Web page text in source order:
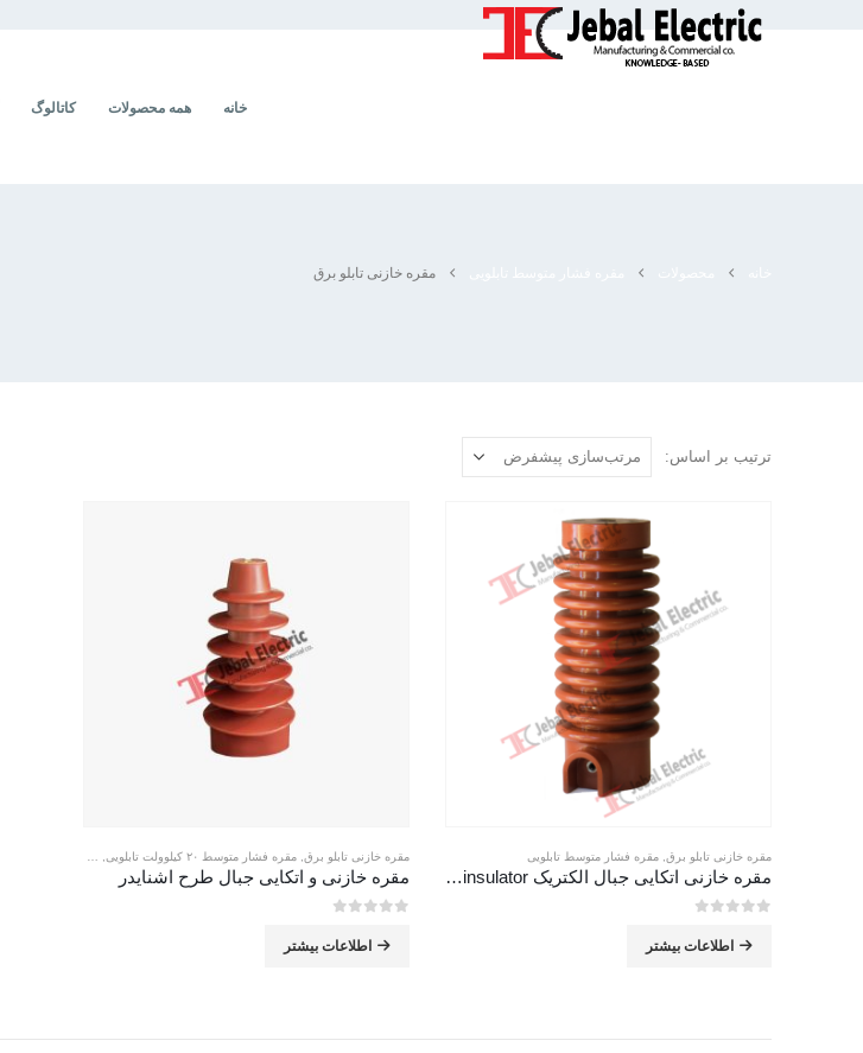
خانه همه محصولات کاتالوگ
مقره خازنی تابلو برق
ترتیب بر اساس:
مقره خازنی تابلو برق مقره فشار متوسط تابلویی
مقره خازنی اتکایی جبال الکتریک capacitive post insulator
اطلاعات بیشتر
مقره خازنی تابلو برق مقره فشار متوسط ۲۰ کیلوولت تابلویی
مقره خازنی و اتکایی جبال طرح اشنایدر
اطلاعات بیشتر